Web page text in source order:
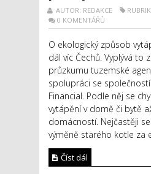
AUTOR: REDAKCE
0 KOMENTÁŘŮ
O ekologický způsob
dál víc Čechů. Vyplývá to
průzkumu tuzemské
spolupráci se
Financial. Podle něj se
vytápění v domě či bytě
domácností. Nejčastěji
výměně starého kotle za
Číst dál